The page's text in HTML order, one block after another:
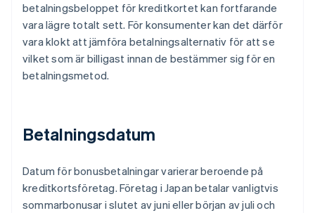
betalningsbeloppet för kreditkortet kan fortfarande
vara lägre totalt sett. För konsumenter kan det därför
vara klokt att jämföra betalningsalternativ för att se
vilket som är billigast innan de bestämmer sig för en
betalningsmetod.
Betalningsdatum
Datum för bonusbetalningar varierar beroende på
kreditkortsföretag. Företag i Japan betalar vanligtvis
sommarbonusar i slutet av juni eller början av juli och